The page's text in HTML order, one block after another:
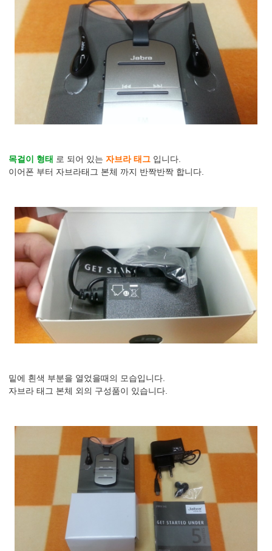
목걸이 형태 로 되어 있는 자브라 태그 입니다.
이어폰 부터 자브라태그 본체 까지 반짝반짝 합니다.
밑에 흰색 부분을 열었을때의 모습입니다.
자브라 태그 본체 외의 구성품이 있습니다.